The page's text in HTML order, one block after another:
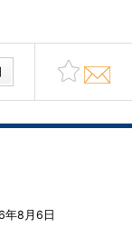
年8月6日